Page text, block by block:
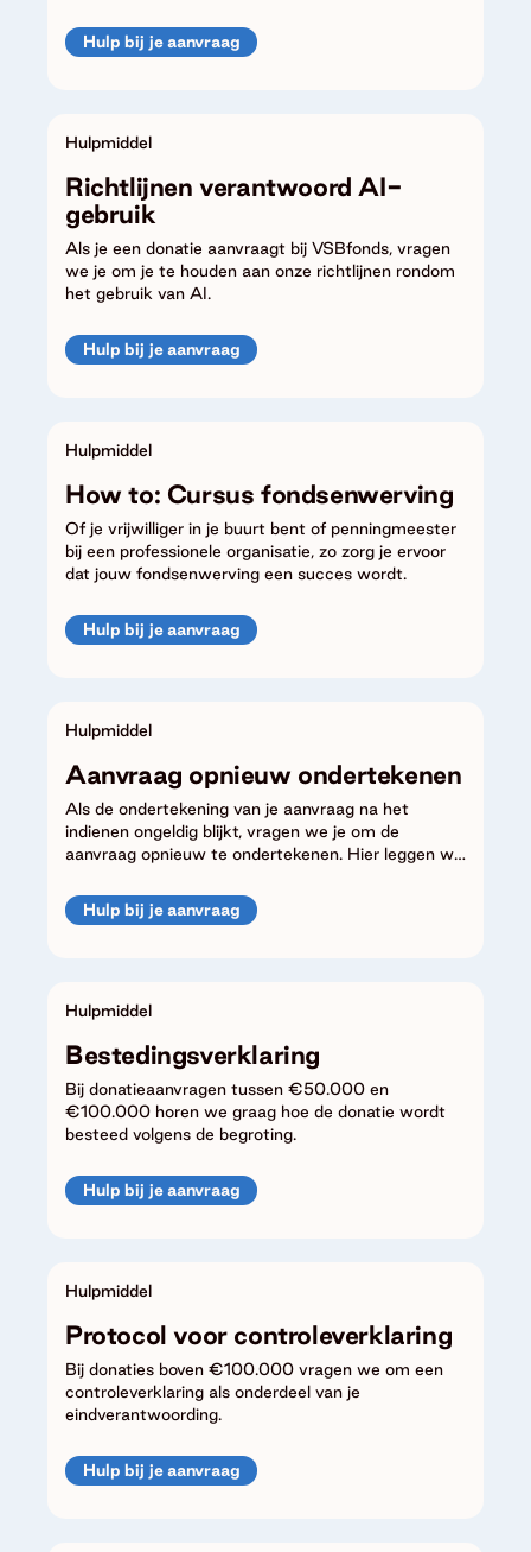
Hulp bij je aanvraag
Hulpmiddel
Richtlijnen verantwoord AI-
gebruik
Als je een donatie aanvraagt bij VSBfonds, vragen
we je om je te houden aan onze richtlijnen rondom
het gebruik van AI.
Hulp bij je aanvraag
Hulpmiddel
How to: Cursus fondsenwerving
Of je vrijwilliger in je buurt bent of penningmeester
bij een professionele organisatie, zo zorg je ervoor
dat jouw fondsenwerving een succes wordt.
Hulp bij je aanvraag
Hulpmiddel
Aanvraag opnieuw ondertekenen
Als de ondertekening van je aanvraag na het
indienen ongeldig blijkt, vragen we je om de
aanvraag opnieuw te ondertekenen. Hier leggen we
ondertekent.
Hulp bij je aanvraag
Hulpmiddel
Bestedingsverklaring
Bij donatieaanvragen tussen €50.000 en
€100.000 horen we graag hoe de donatie wordt
besteed volgens de begroting.
Hulp bij je aanvraag
Hulpmiddel
Protocol voor controleverklaring
Bij donaties boven €100.000 vragen we om een
controleverklaring als onderdeel van je
eindverantwoording.
Hulp bij je aanvraag